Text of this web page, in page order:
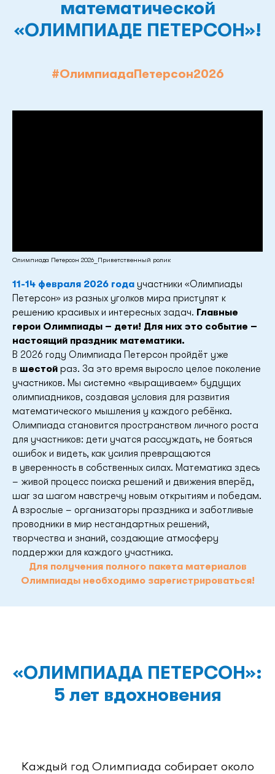
математической
«ОЛИМПИАДЕ ПЕТЕРСОН»!
#ОлимпиадаПетерсон2026
Олимпиада Петерсон 2026_Приветственный ролик
11-14 февраля 2026 года участники «Олимпиады
Петерсон» из разных уголков мира приступят к
решению красивых и интересных задач. Главные
герои Олимпиады – дети! Для них это событие –
настоящий праздник математики.
В 2026 году Олимпиада Петерсон пройдёт уже
в шестой раз. За это время выросло целое поколение
участников. Мы системно «выращиваем» будущих
олимпиадников, создавая условия для развития
математического мышления у каждого ребёнка.
Олимпиада становится пространством личного роста
для участников: дети учатся рассуждать, не бояться
ошибок и видеть, как усилия превращаются
в уверенность в собственных силах. Математика здесь
– живой процесс поиска решений и движения вперёд,
шаг за шагом навстречу новым открытиям и победам.
А взрослые – организаторы праздника и заботливые
проводники в мир нестандартных решений,
творчества и знаний, создающие атмосферу
поддержки для каждого участника.
Для получения полного пакета материалов
Олимпиады необходимо зарегистрироваться!
«ОЛИМПИАДА ПЕТЕРСОН»:
5 лет вдохновения
Каждый год Олимпиада собирает около